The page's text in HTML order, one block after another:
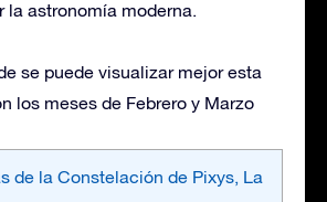
la astronomía moderna.
se puede visualizar mejor esta
los meses de Febrero y Marzo
de la Constelación de Pixys, La